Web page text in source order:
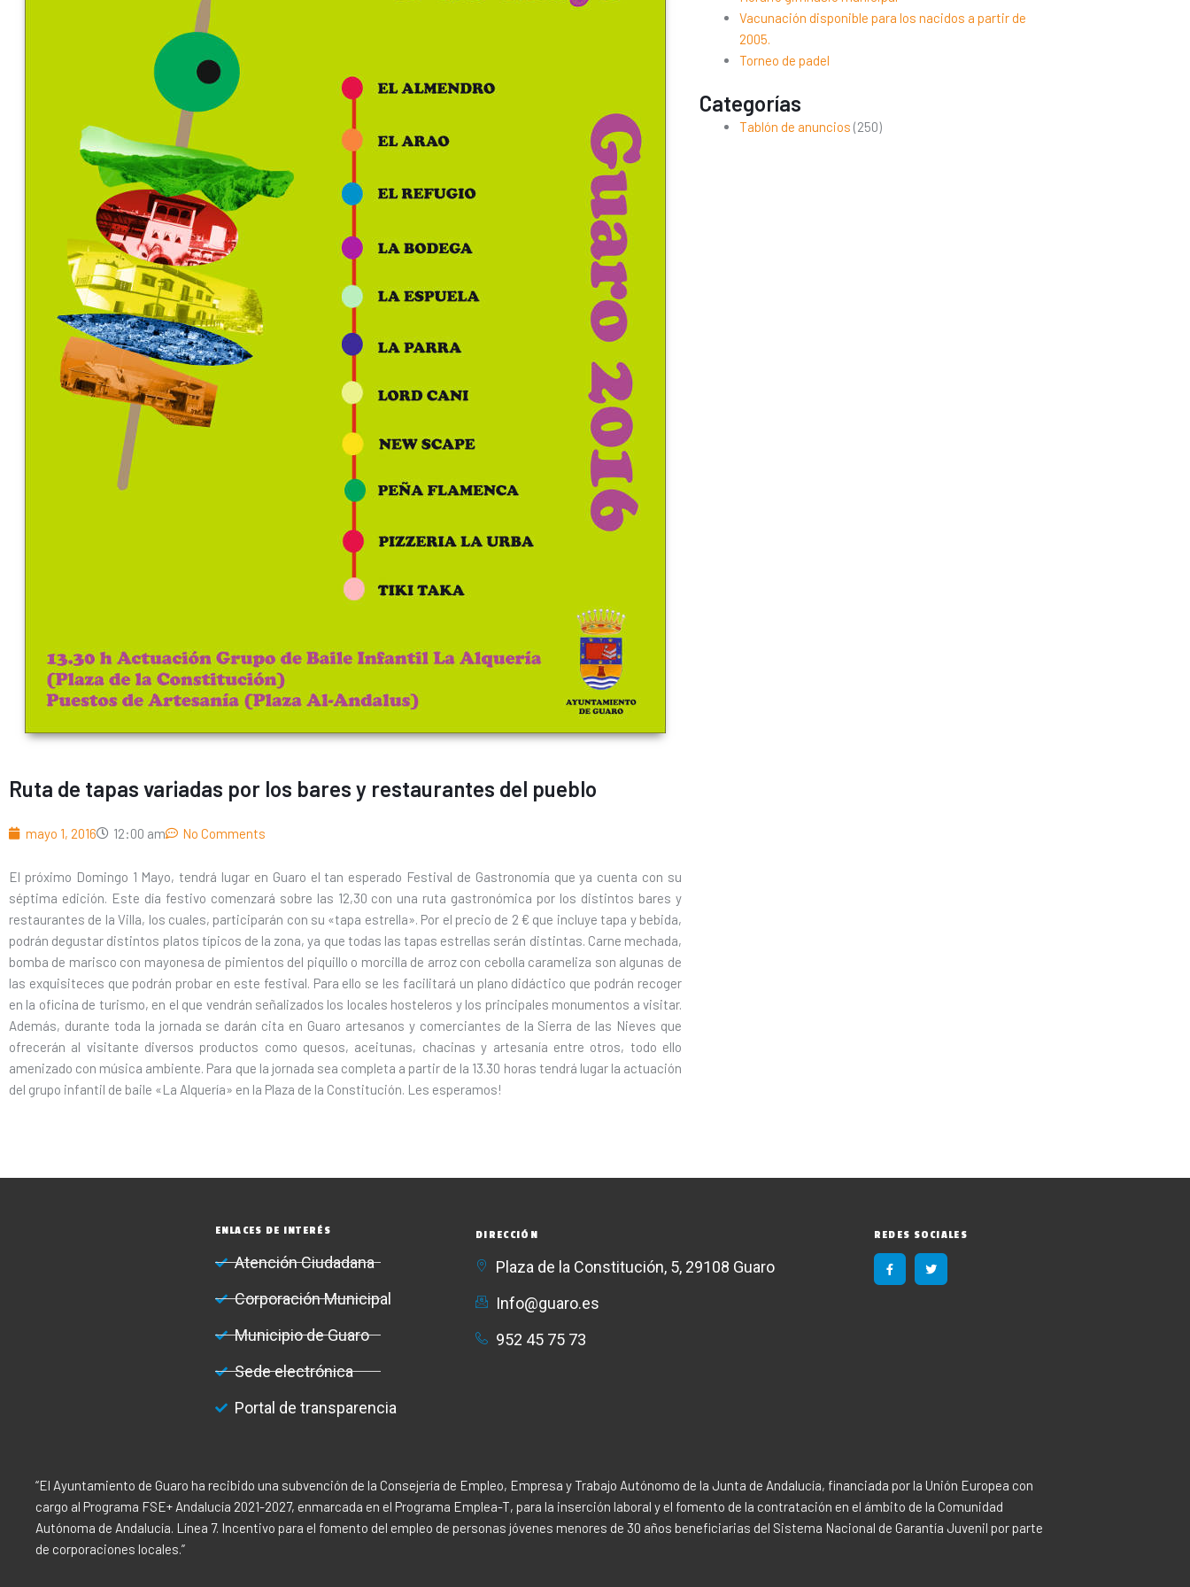
Ruta de tapas variadas por los bares y restaurantes del pueblo
mayo 1, 2016 12:00 am No Comments
El próximo Domingo 1 Mayo, tendrá lugar en Guaro el tan esperado Festival de Gastronomía que ya cuenta con su
séptima edición. Este día festivo comenzará sobre las 12,30 con una ruta gastronómica por los distintos bares y
restaurantes de la Villa, los cuales, participarán con su «tapa estrella». Por el precio de 2 € que incluye tapa y bebida,
podrán degustar distintos platos típicos de la zona, ya que todas las tapas estrellas serán distintas. Carne mechada,
bomba de marisco con mayonesa de pimientos del piquillo o morcilla de arroz con cebolla carameliza son algunas de
las exquisiteces que podrán probar en este festival. Para ello se les facilitará un plano didáctico que podrán recoger
en la oficina de turismo, en el que vendrán señalizados los locales hosteleros y los principales monumentos a visitar.
Además, durante toda la jornada se darán cita en Guaro artesanos y comerciantes de la Sierra de las Nieves que
ofrecerán al visitante diversos productos como quesos, aceitunas, chacinas y artesanía entre otros, todo ello
amenizado con música ambiente. Para que la jornada sea completa a partir de la 13.30 horas tendrá lugar la actuación
del grupo infantil de baile «La Alquería» en la Plaza de la Constitución. Les esperamos!
Vacunación disponible para los nacidos a partir de
2005.
Torneo de padel
Categorías
Tablón de anuncios (250)
ENLACES DE INTERÉS
Atención Ciudadana
Corporación Municipal
Municipio de Guaro
Sede electrónica
Portal de transparencia
DIRECCIÓN
Plaza de la Constitución, 5, 29108 Guaro
Info@guaro.es
952 45 75 73​
REDES SOCIALES
a
c
e
i
t
“El Ayuntamiento de Guaro ha recibido una subvención de la Consejería de Empleo, Empresa y Trabajo Autónomo de la Junta de Andalucía, financiada por la Unión Europea con
cargo al Programa FSE+ Andalucía 2021-2027, enmarcada en el Programa Emplea-T, para la inserción laboral y el fomento de la contratación en el ámbito de la Comunidad
Autónoma de Andalucía. Línea 7. Incentivo para el fomento del empleo de personas jóvenes menores de 30 años beneficiarias del Sistema Nacional de Garantía Juvenil por parte
de corporaciones locales.”